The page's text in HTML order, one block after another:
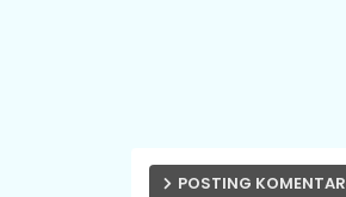
POSTING KOMENTAR